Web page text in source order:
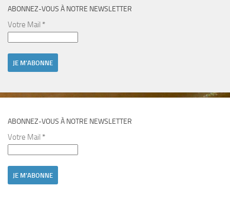
ABONNEZ-VOUS À NOTRE NEWSLETTER
Votre Mail *
ABONNEZ-VOUS À NOTRE NEWSLETTER
Votre Mail *